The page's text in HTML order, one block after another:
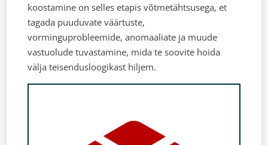
koostamine on selles etapis võtmetähtsusega, et
tagada puuduvate väärtuste,
vorminguprobleemide, anomaaliate ja muude
vastuolude tuvastamine, mida te soovite hoida
välja teisendusloogikast hiljem.